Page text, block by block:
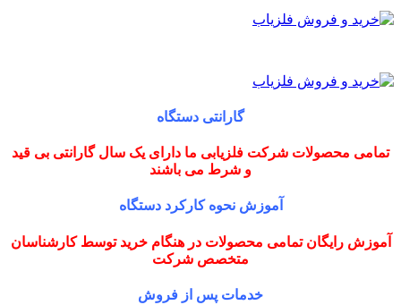
گارانتی دستگاه
تمامی محصولات شرکت فلزیابی ما دارای یک سال گارانتی بی قید
و شرط می باشند
آموزش نحوه کارکرد دستگاه
آموزش رایگان تمامی محصولات در هنگام خرید توسط کارشناسان
متخصص شرکت
خدمات پس از فروش